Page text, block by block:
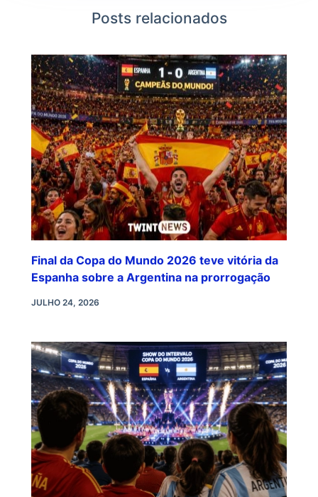
Posts relacionados
Final da Copa do Mundo 2026 teve vitória da
Espanha sobre a Argentina na prorrogação
JULHO 24, 2026